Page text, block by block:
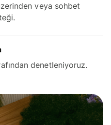
veya sohbet
denetleniyoruz.